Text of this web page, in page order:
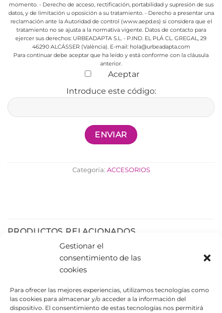
Gestionar el
consentimiento de las
cookies
Para ofrecer las mejores experiencias, utilizamos tecnologías como
las cookies para almacenar y/o acceder a la información del
dispositivo. El consentimiento de estas tecnologías nos permitirá
momento.- Derecho de acceso, rectificación, portabilidad y supresión de sus
datos, y de limitación u oposición a su tratamiento.- Derecho a presentar una
reclamación ante la Autoridad de control (www.aepd.es) si considera que el
tratamiento no se ajusta a la normativa vigente.Datos de contacto para
ejercer sus derechos: URBEADAPTA S.L. - P.IND. EL PLÁ CL. GREGAL, 29
46290 ALCÁSSER (València). E-mail: hola@urbeadapta.com
Para continuar debe aceptar que ha leído y está conforme con la cláusula
anterior.
Aceptar
Introduce este código:
Categoría: ACCESORIOS
PRODUCTOS RELACIONADOS